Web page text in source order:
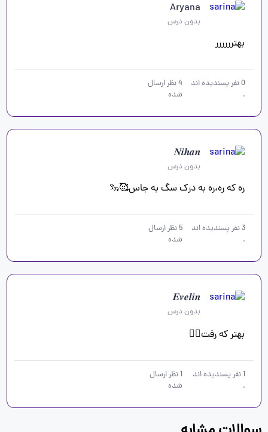
Aryana
بدون درس
بهترررررر
0نفر پسندیده اند
.
4نظر ارسال
شده
𝑵𝒊𝒉𝒂𝒏
بدون درس
ره که ره،ره به درک سگ به جاس🥰🦦
3نفر پسندیده اند
.
5نظر ارسال
شده
𝑬𝒗𝒆𝒍𝒊𝒏
بدون درس
بهتر که رفت🚶‍♀️
1نفر پسندیده اند
.
1نظر ارسال
شده